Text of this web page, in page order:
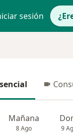
sesión
Mañana
8 Ago 9